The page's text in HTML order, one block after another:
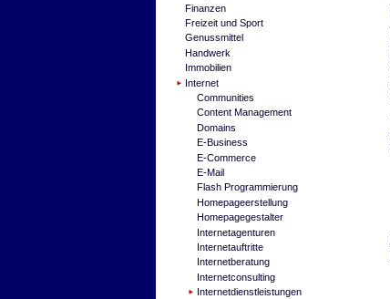
Finanzen
Freizeit und Sport
Genussmittel
Handwerk
Immobilien
Internet
Communities
Content Management
Domains
E-Business
E-Commerce
E-Mail
Flash Programmierung
Homepageerstellung
Homepagegestalter
Internetagenturen
Internetauftritte
Internetberatung
Internetconsulting
Internetdienstleistungen